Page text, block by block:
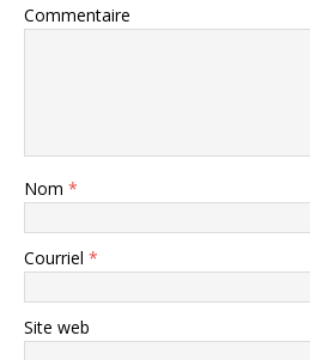
Commentaire
Nom *
Courriel *
Site web